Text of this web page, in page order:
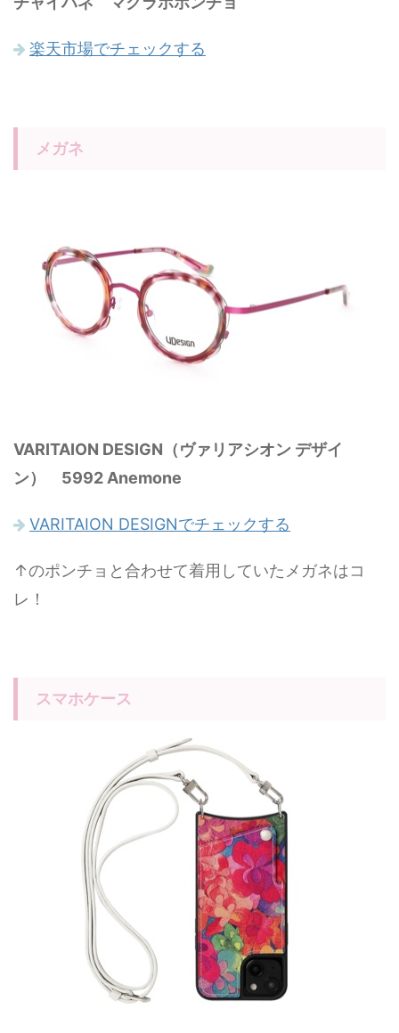
楽天市場でチェックする
メガネ
VARITAION DESIGN（ヴァリアシオン デザイ
ン） 5992 Anemone
VARITAION DESIGNでチェックする
↑のポンチョと合わせて着用していたメガネはコ
レ！
スマホケース